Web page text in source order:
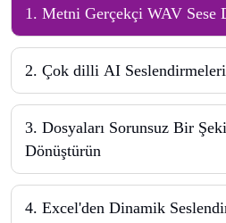
1. Metni Gerçekçi WAV Sese
2. Çok dilli AI
3. Dosyaları Sorunsuz Bir
Dönüştürün
4. Excel'den Dinamik